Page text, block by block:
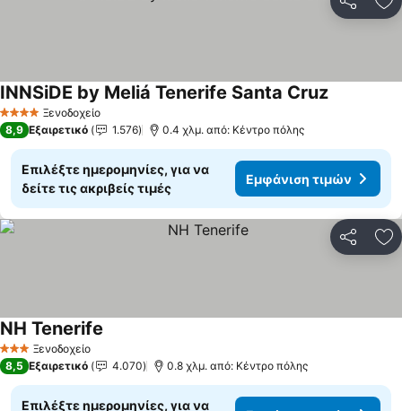
4 ΑστέριαΞενοδοχείο
INNSiDE by Meliá Tenerife Santa Cruz
8,9 Εξαιρετικό 1.576 0.4 χλμ. από: Κέντρο πόλης
Επιλέξτε ημερομηνίες, για να
δείτε τις ακριβείς τιμές
Εμφάνιση τιμών
3 ΑστέριαΞενοδοχείο
NH Tenerife
8,5 Εξαιρετικό 4.070 0.8 χλμ. από: Κέντρο πόλης
Επιλέξτε ημερομηνίες, για να